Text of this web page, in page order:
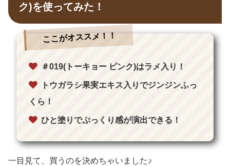
ク)を使ってみた！
ここがオススメ！！
＃019(トーキョー ピンク)はラメ入り！
トウガラシ果実エキス入りでジンジンふっ
くら！
ひと塗りでぷっくり感が演出できる！
一目見て、買うのを決めちゃいました♪